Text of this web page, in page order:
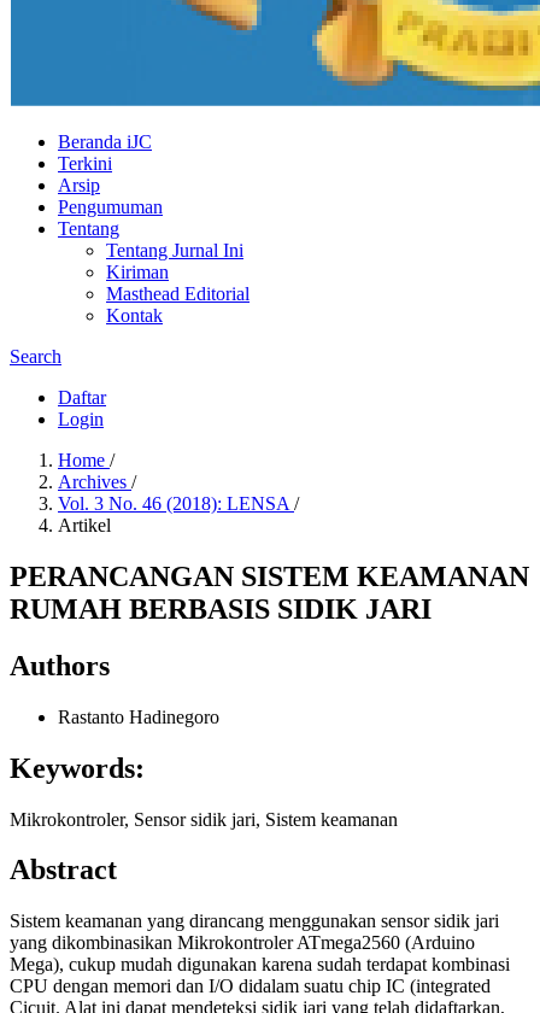
Beranda iJC
Terkini
Arsip
Pengumuman
Tentang
Tentang Jurnal Ini
Kiriman
Masthead Editorial
Kontak
Search
Daftar
Login
Home /
Archives /
Vol. 3 No. 46 (2018): LENSA /
Artikel
PERANCANGAN SISTEM KEAMANAN
RUMAH BERBASIS SIDIK JARI
Authors
Rastanto Hadinegoro
Keywords:
Mikrokontroler, Sensor sidik jari, Sistem keamanan
Abstract
Sistem keamanan yang dirancang menggunakan sensor sidik jari
yang dikombinasikan Mikrokontroler ATmega2560 (Arduino
Mega), cukup mudah digunakan karena sudah terdapat kombinasi
CPU dengan memori dan I/O didalam suatu chip IC (integrated
Cicuit. Alat ini dapat mendeteksi sidik jari yang telah didaftarkan,